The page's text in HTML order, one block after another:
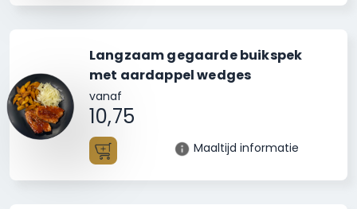
Langzaam gegaarde buikspek
met aardappel wedges
vanaf
10,75
Maaltijd informatie